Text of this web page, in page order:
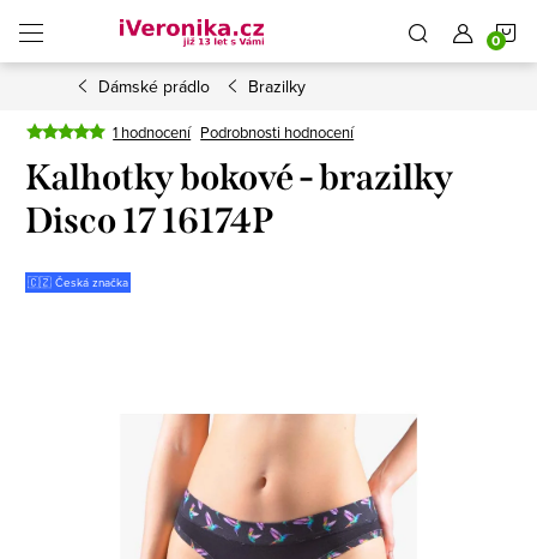
obsah
Dámské prádlo Brazilky
1 hodnocení Podrobnosti hodnocení
Kalhotky bokové - brazilky
Disco 17 16174P
🇨🇿 Česká značka